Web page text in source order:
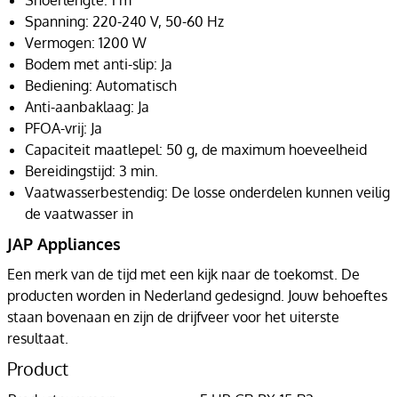
Spanning: 220-240 V, 50-60 Hz
Vermogen: 1200 W
Bodem met anti-slip: Ja
Bediening: Automatisch
Anti-aanbaklaag: Ja
PFOA-vrij: Ja
Capaciteit maatlepel: 50 g, de maximum hoeveelheid
Bereidingstijd: 3 min.
Vaatwasserbestendig: De losse onderdelen kunnen veilig
de vaatwasser in
JAP Appliances
Een merk van de tijd met een kijk naar de toekomst. De
producten worden in Nederland gedesignd. Jouw behoeftes
staan bovenaan en zijn de drijfveer voor het uiterste
resultaat.
Product